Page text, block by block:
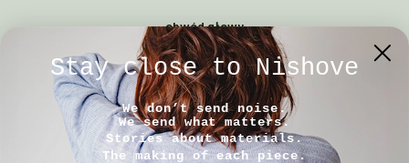
obwód głowy
Rozmiar 1:48-52cm
Rozmiar 2:52-57cm
Stay close to Nishove
We don’t send noise.
We send what matters.
Stories about materials.
The making of each piece.